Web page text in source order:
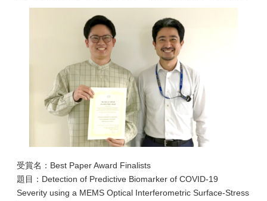
受賞名：Best Paper Award Finalists
題目：Detection of Predictive Biomarker of COVID-19
Severity using a MEMS Optical Interferometric Surface-Stress